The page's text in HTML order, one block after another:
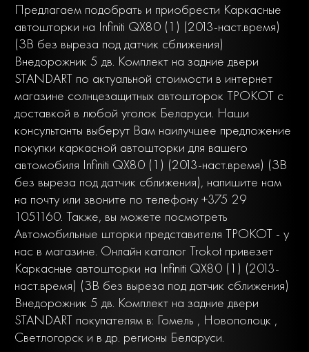
Предлагаем подобрать и приобрести Каркасные
автошторки на Infiniti QX80 (1) (2013-наст.время)
(ЗВ без выреза под датчик сближения)
Внедорожник 5 дв. Комплект на задние двери
STANDART по актуальной стоимости в интернет
магазине солнцезащитных автошторок ТРОКОТ с
доставкой в любой уголок Беларуси. Наши
консультанты выберут Вам наилучшее предложение
покупки каркасной автошторки для вашего
автомобиля Infiniti QX80 (1) (2013-наст.время) (ЗВ
без выреза под датчик сближения), напишите нам
на почту или звоните по телефону +375 29
1051160. Также, вы можете посмотреть
Автомобильные шторки представителя ТРОКОТ - у
нас в магазине. Онлайн каталог Trokot привезет
Каркасные автошторки на Infiniti QX80 (1) (2013-
наст.время) (ЗВ без выреза под датчик сближения)
Внедорожник 5 дв. Комплект на задние двери
STANDART покупателям в: Гомель , Новополоцк ,
Светлогорск и в др. регионы Беларуси.